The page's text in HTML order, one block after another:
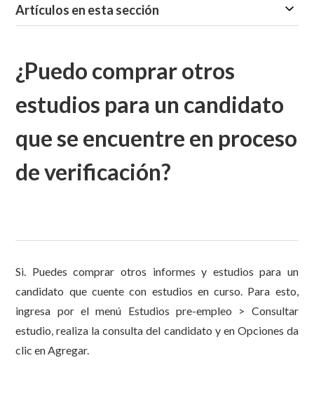
Artículos en esta sección
¿Puedo comprar otros
estudios para un candidato
que se encuentre en proceso
de verificación?
Si. Puedes comprar otros informes y estudios para un
candidato que cuente con estudios en curso. Para esto,
ingresa por el menú Estudios pre-empleo > Consultar
estudio, realiza la consulta del candidato y en Opciones da
clic en Agregar.